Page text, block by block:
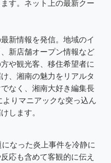
す。ネット上の最新クー
新情報を発信。地域のイ
新店舗オープン情報など
や観光客、移住希望者に
、湘南の魅力をリアルタ
なく、湘南大好き編集長
りマニアックな突っ込ん
します。
なった炎上事件を冷静に
応も含めて客観的に伝え